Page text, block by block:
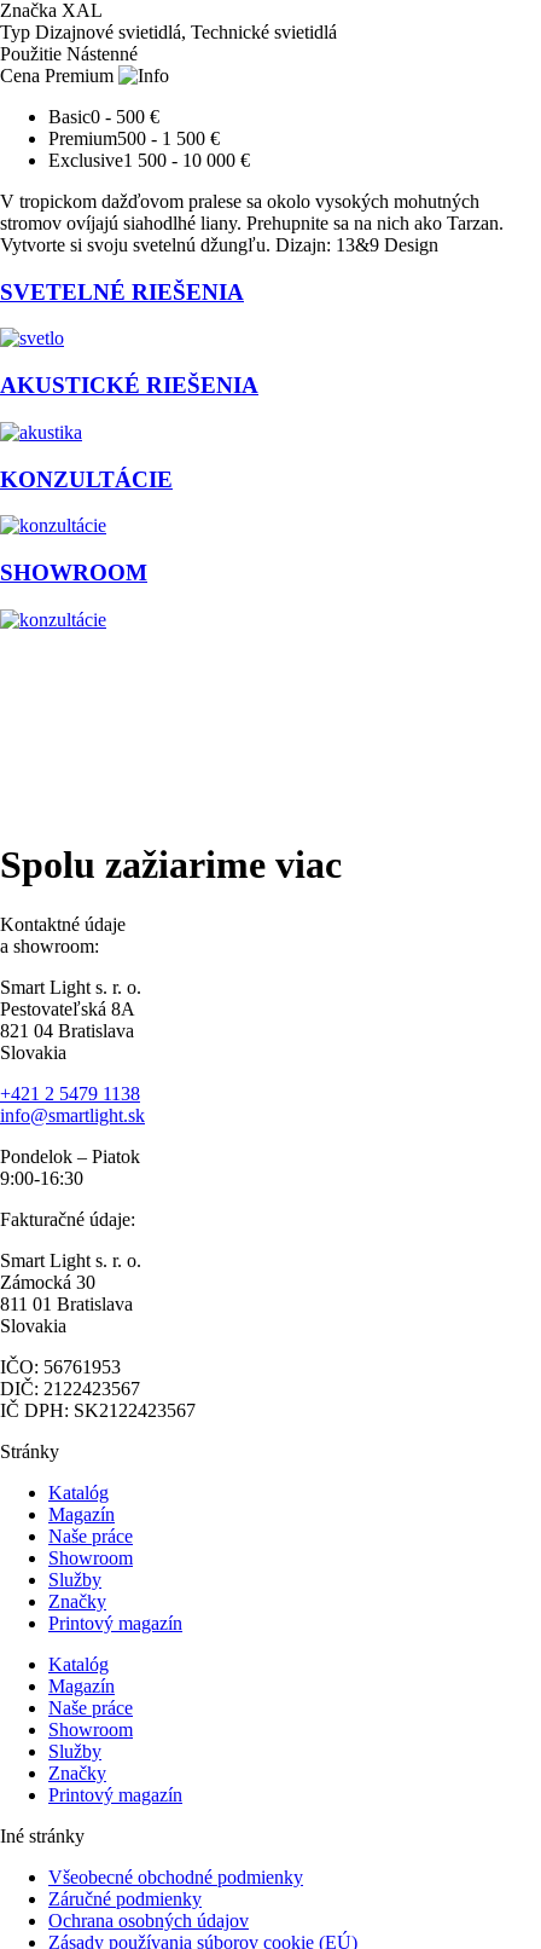
Značka XAL
Typ Dizajnové svietidlá, Technické svietidlá
Použitie Nástenné
Cena Premium
Basic0 - 500 €
Premium500 - 1 500 €
Exclusive1 500 - 10 000 €
V tropickom dažďovom pralese sa okolo vysokých mohutných
stromov ovíjajú siahodlhé liany. Prehupnite sa na nich ako Tarzan.
Vytvorte si svoju svetelnú džungľu. Dizajn: 13&9 Design
SVETELNÉ RIEŠENIA
AKUSTICKÉ RIEŠENIA
KONZULTÁCIE
SHOWROOM
Spolu zažiarime viac
Kontaktné údaje
a showroom:
Smart Light s. r. o.
Pestovateľská 8A
821 04 Bratislava
Slovakia
+421 2 5479 1138
info@smartlight.sk
Pondelok – Piatok
9:00-16:30
Fakturačné údaje:
Smart Light s. r. o.
Zámocká 30
811 01 Bratislava
Slovakia
IČO: 56761953
DIČ: 2122423567
IČ DPH: SK2122423567
Stránky
Katalóg
Magazín
Naše práce
Showroom
Služby
Značky
Printový magazín
Katalóg
Magazín
Naše práce
Showroom
Služby
Značky
Printový magazín
Iné stránky
Všeobecné obchodné podmienky
Záručné podmienky
Ochrana osobných údajov
Zásady používania súborov cookie (EÚ)